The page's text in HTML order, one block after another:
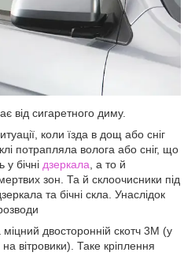
від сигаретного диму.
коли їзда в дощ або сніг
потрапляла волога або сніг, що
у бічні дзеркала , а то й
зон. Та й склоочисники під
та бічні скла. Унаслідок
двосторонній скотч 3М (у
вітровики). Таке кріплення